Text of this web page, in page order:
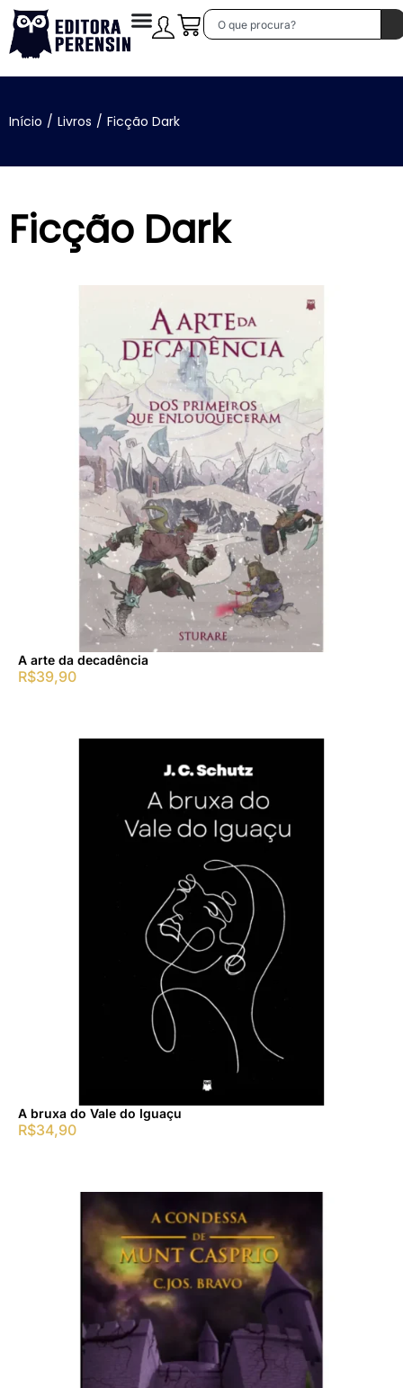
Início / Livros / Ficção Dark
Ficção Dark
A arte da decadência
R$39,90
A bruxa do Vale do Iguaçu
R$34,90